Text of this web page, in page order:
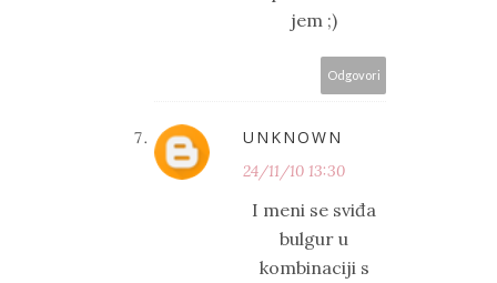
jem ;)
Odgovori
UNKNOWN
24/11/10 13:30
I meni se sviđa
bulgur u
kombinaciji s